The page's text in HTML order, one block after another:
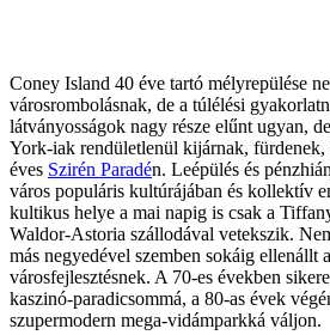
Coney Island 40 éve tartó mélyrepülése
városrombolásnak, de a túlélési
látványosságok nagy része elűnt ugyan,
York-iak rendületlenül kijárnak, fürdenek,
éves Szirén Paradén. Leépülés és
város populáris kultúrájában és kollektív
kultikus helye a mai napig is csak a
Waldor-Astoria szállodával vetekszik.
más negyedével szemben sokáig ellenállt
városfejlesztésnek. A 70-es években
kaszinó-paradicsommá, a 80-as évek
szupermodern mega-vidámparkká váljon.